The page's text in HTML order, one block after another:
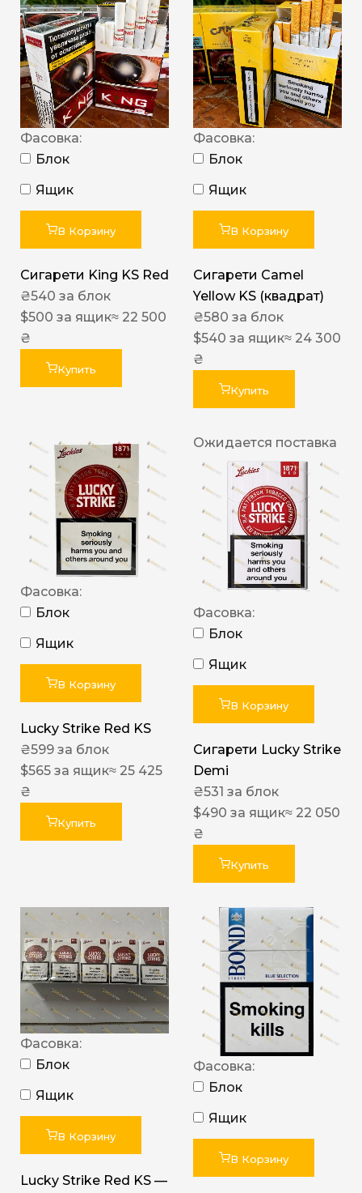
Фасовка:
Блок
Ящик
В Корзину
Сигарети King KS Red
₴540 за блок
$500 за ящик≈ 22 500
₴
Купить
Фасовка:
Блок
Ящик
В Корзину
Сигарети Camel
Yellow KS (квадрат)
₴580 за блок
$540 за ящик≈ 24 300
₴
Купить
Фасовка:
Блок
Ящик
В Корзину
Lucky Strike Red KS
₴599 за блок
$565 за ящик≈ 25 425
₴
Купить
Ожидается поставка
Фасовка:
Блок
Ящик
В Корзину
Сигарети Lucky Strike
Demi
₴531 за блок
$490 за ящик≈ 22 050
₴
Купить
Фасовка:
Блок
Ящик
В Корзину
Lucky Strike Red KS —
Фасовка:
Блок
Ящик
В Корзину